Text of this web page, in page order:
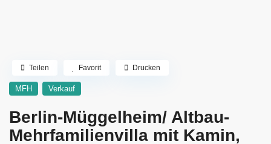
MFH Verkauf
Berlin-Müggelheim/ Altbau-
Mehrfamilienvilla mit Kamin,
Teilen Favorit Drucken